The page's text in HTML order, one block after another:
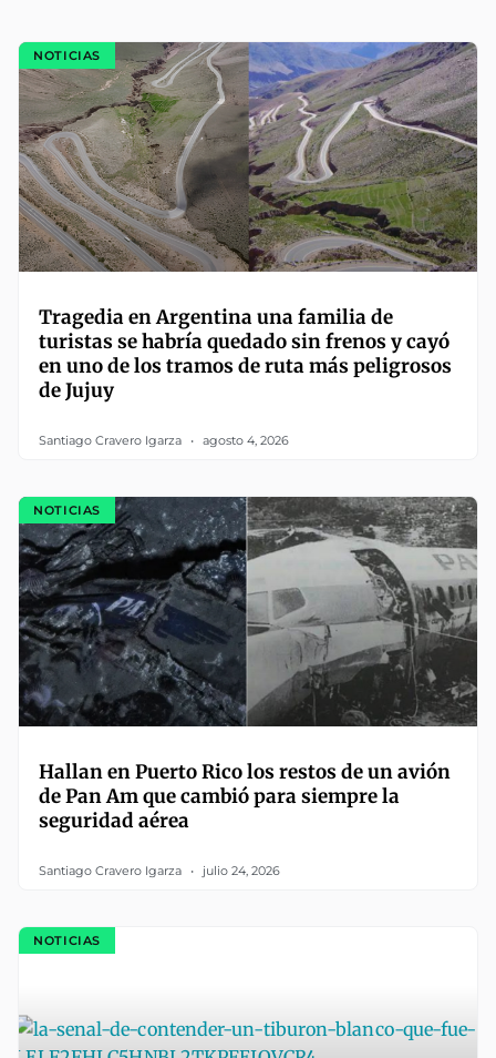
NOTICIAS
Tragedia en Argentina una familia de
turistas se habría quedado sin frenos y cayó
en uno de los tramos de ruta más peligrosos
de Jujuy
Santiago Cravero Igarza agosto 4, 2026
NOTICIAS
Hallan en Puerto Rico los restos de un avión
de Pan Am que cambió para siempre la
seguridad aérea
Santiago Cravero Igarza julio 24, 2026
NOTICIAS